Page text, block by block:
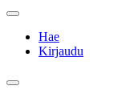
Hae
Kirjaudu